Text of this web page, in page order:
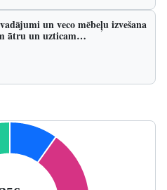
un veco mēbeļu izvešana
ātru un uzticam…